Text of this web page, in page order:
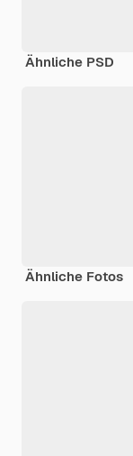
Ähnliche PSD
Ähnliche Fotos